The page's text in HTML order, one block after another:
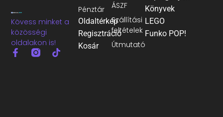
Kövess minket a
közösségi
oldalakon is!
ÁSZF
Szállítási
feltételek
Útmutató
Pénztár
Oldaltérkép
Regisztráció
Kosár
Könyvek
LEGO
Funko POP!